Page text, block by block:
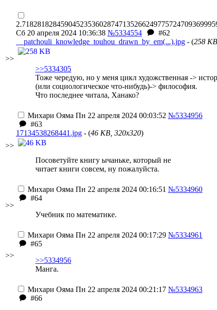
>>
Сб 20 апреля 2024 10:36:38 №5334554
#62
__patchouli_knowledge_touhou_drawn_by_em(...).jpg - (258
>>5334305
Тоже чередую, но у меня цикл художственная ->
(или социологическое что-нибудь)-> философия.
Что последнее читала, Ханако?
>>
Михари Ояма Пн 22 апреля 2024 00:03:52 №5334956
#63
17134538268441.jpg - (46 KB, 320x320)
Посоветуйте книгу ычаньке, который не
читает книги совсем, ну пожалуйста.
>>
Михари Ояма Пн 22 апреля 2024 00:16:51 №5334960
#64
Учебник по математике.
>>
Михари Ояма Пн 22 апреля 2024 00:17:29 №5334961
#65
>>5334956
Манга.
Михари Ояма Пн 22 апреля 2024 00:21:17 №5334963
#66